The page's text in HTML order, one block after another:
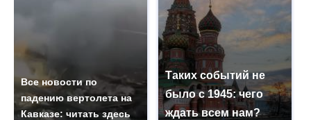
Все новости по
падению вертолета на
Кавказе: читать здесь
Таких событий не
было с 1945: чего
ждать всем нам?